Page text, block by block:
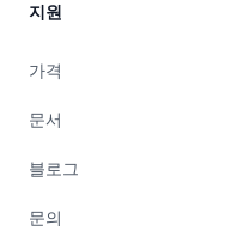
지원
가격
문서
블로그
문의